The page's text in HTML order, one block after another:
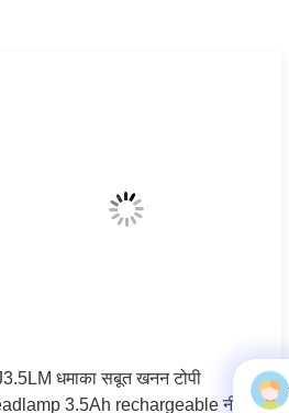
धमाका सबूत खनन टोपी
3.5Ah rechargeable नी-Mh